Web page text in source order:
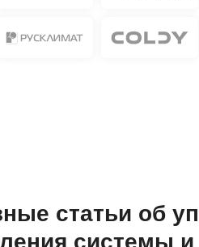
статьи об
системы